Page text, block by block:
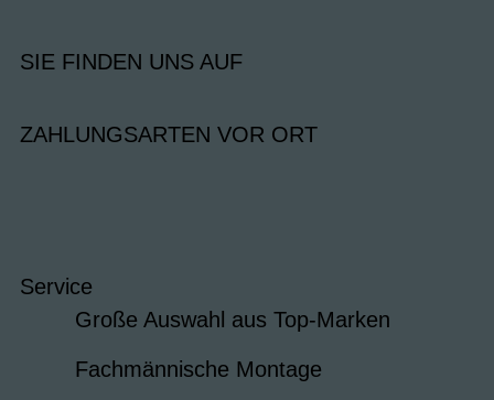
SIE FINDEN UNS AUF
ZAHLUNGSARTEN VOR ORT
Service
Große Auswahl aus Top-Marken
Fachmännische Montage